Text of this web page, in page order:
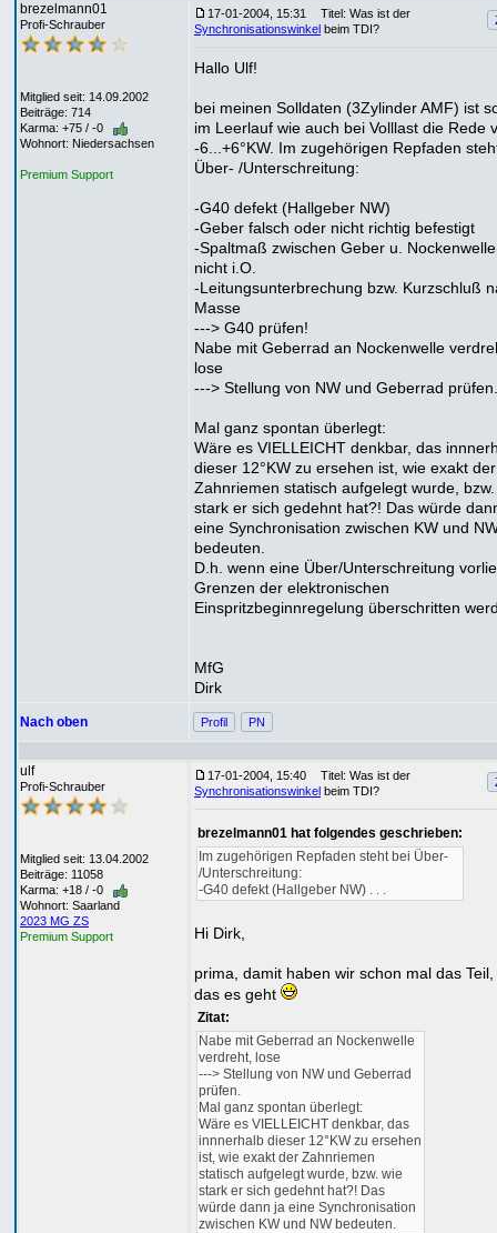
brezelmann01
Profi-Schrauber
Mitglied seit: 14.09.2002
Beiträge: 714
Karma: +75 / -0
Wohnort: Niedersachsen
Premium Support
17-01-2004, 15:31
Titel: Was ist der
Synchronisationswinkel beim TDI?
Hallo Ulf!
bei meinen Solldaten (3Zylinder AMF) ist
im Leerlauf wie auch bei Volllast die Rede
-6...+6°KW. Im zugehörigen Repfaden
Über- /Unterschreitung:
-G40 defekt (Hallgeber NW)
-Geber falsch oder nicht richtig befestigt
-Spaltmaß zwischen Geber u.
nicht i.O.
-Leitungsunterbrechung bzw. Kurzschluß
Masse
---> G40 prüfen!
Nabe mit Geberrad an Nockenwelle
lose
---> Stellung von NW und Geberrad prüfen.
Mal ganz spontan überlegt:
Wäre es VIELLEICHT denkbar, das
dieser 12°KW zu ersehen ist, wie exakt der
Zahnriemen statisch aufgelegt wurde,
stark er sich gedehnt hat?! Das würde
eine Synchronisation zwischen KW und
bedeuten.
D.h. wenn eine Über/Unterschreitung
Grenzen der elektronischen
Einspritzbeginnregelung überschritten
MfG
Dirk
Nach oben Profil PN
ulf
Profi-Schrauber
Mitglied seit: 13.04.2002
Beiträge: 11058
Karma: +18 / -0
Wohnort: Saarland
2023 MG ZS
Premium Support
17-01-2004, 15:40
Titel: Was ist der
Synchronisationswinkel beim TDI?
brezelmann01 hat folgendes geschrieben:
Im zugehörigen Repfaden steht bei Über-
/Unterschreitung:
-G40 defekt (Hallgeber NW) . . .
Hi Dirk,
prima, damit haben wir schon mal das
das es geht
Zitat:
Nabe mit Geberrad an Nockenwelle
verdreht, lose
---> Stellung von NW und Geberrad
prüfen.
Mal ganz spontan überlegt:
Wäre es VIELLEICHT denkbar, das
innnerhalb dieser 12°KW zu ersehen
ist, wie exakt der Zahnriemen
statisch aufgelegt wurde, bzw. wie
stark er sich gedehnt hat?! Das
würde dann ja eine Synchronisation
zwischen KW und NW bedeuten.